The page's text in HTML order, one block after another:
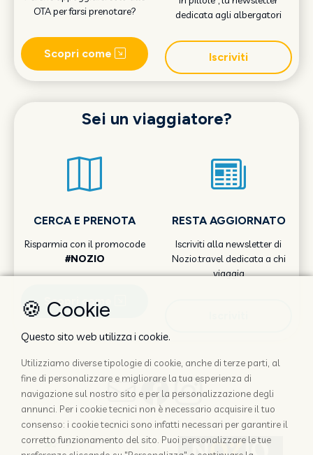
OTA per farsi prenotare?
Scopri come
dedicata agli albergatori
Iscriviti
Sei un viaggiatore?
CERCA E PRENOTA
Risparmia con il promocode
#NOZIO
Scopri come
RESTA AGGIORNATO
Iscriviti alla newsletter di
Nozio.travel dedicata a chi
viaggia
🍪 Cookie
Questo sito web utilizza i cookie.
Utilizziamo diverse tipologie di cookie, anche di terze parti, al
fine di personalizzare e migliorare la tua esperienza di
navigazione sul nostro sito e per la personalizzazione degli
annunci. Per i cookie tecnici non è necessario acquisire il tuo
consenso: i cookie tecnici sono infatti necessari per garantire il
corretto funzionamento del sito. Puoi personalizzare le tue